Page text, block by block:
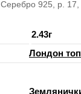
925, р. 17,
2.43г
Лондон